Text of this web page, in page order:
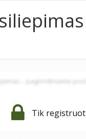
Tik